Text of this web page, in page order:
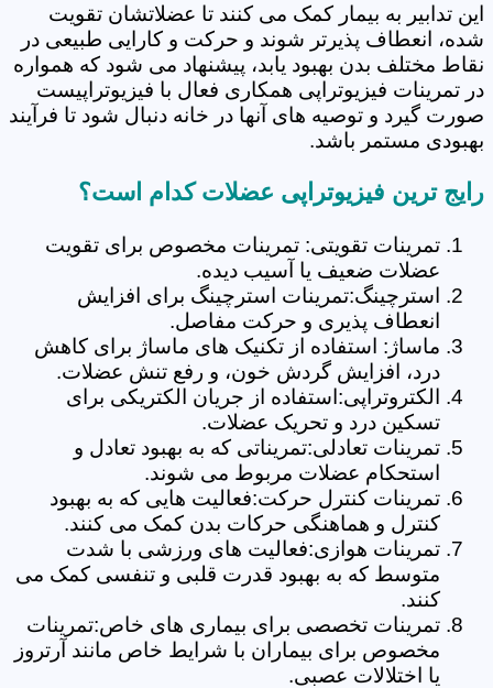
این تدابیر به بیمار کمک می کنند تا عضلاتشان تقویت
شده، انعطاف پذیرتر شوند و حرکت و کارایی طبیعی در
نقاط مختلف بدن بهبود یابد، پیشنهاد می شود که همواره
در تمرینات فیزیوتراپی همکاری فعال با فیزیوتراپیست
صورت گیرد و توصیه های آنها در خانه دنبال شود تا فرآیند
بهبودی مستمر باشد.
رایج ترین فیزیوتراپی عضلات کدام است؟
تمرینات تقویتی: تمرینات مخصوص برای تقویت
عضلات ضعیف یا آسیب دیده.
استرچینگ:تمرینات استرچینگ برای افزایش
انعطاف پذیری و حرکت مفاصل.
ماساژ: استفاده از تکنیک های ماساژ برای کاهش
درد، افزایش گردش خون، و رفع تنش عضلات.
الکتروتراپی:استفاده از جریان الکتریکی برای
تسکین درد و تحریک عضلات.
تمرینات تعادلی:تمریناتی که به بهبود تعادل و
استحکام عضلات مربوط می شوند.
تمرینات کنترل حرکت:فعالیت هایی که به بهبود
کنترل و هماهنگی حرکات بدن کمک می کنند.
تمرینات هوازی:فعالیت های ورزشی با شدت
متوسط که به بهبود قدرت قلبی و تنفسی کمک می
کنند.
تمرینات تخصصی برای بیماری های خاص:تمرینات
مخصوص برای بیماران با شرایط خاص مانند آرتروز
یا اختلالات عصبی.